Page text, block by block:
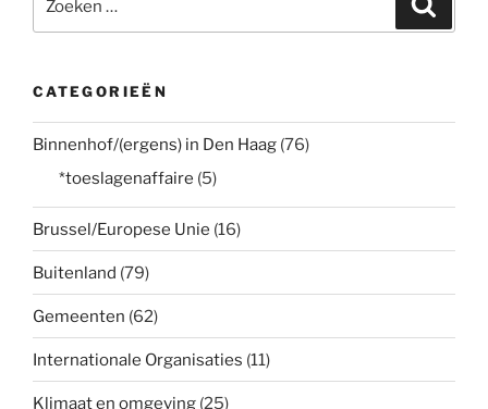
naar:
CATEGORIEËN
Binnenhof/(ergens) in Den Haag (76)
*toeslagenaffaire (5)
Brussel/Europese Unie (16)
Buitenland (79)
Gemeenten (62)
Internationale Organisaties (11)
Klimaat en omgeving (25)